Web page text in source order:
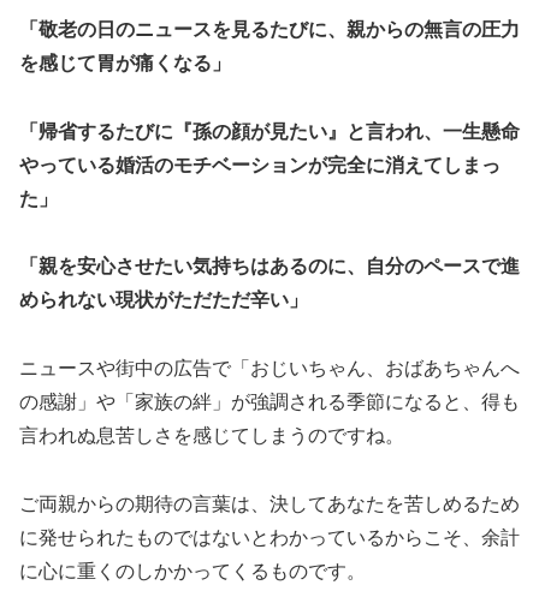
「敬老の日のニュースを見るたびに、親からの無言の圧力
を感じて胃が痛くなる」
「帰省するたびに『孫の顔が見たい』と言われ、一生懸命
やっている婚活のモチベーションが完全に消えてしまっ
た」
「親を安心させたい気持ちはあるのに、自分のペースで進
められない現状がただただ辛い」
ニュースや街中の広告で「おじいちゃん、おばあちゃんへ
の感謝」や「家族の絆」が強調される季節になると、得も
言われぬ息苦しさを感じてしまうのですね。
ご両親からの期待の言葉は、決してあなたを苦しめるため
に発せられたものではないとわかっているからこそ、余計
に心に重くのしかかってくるものです。